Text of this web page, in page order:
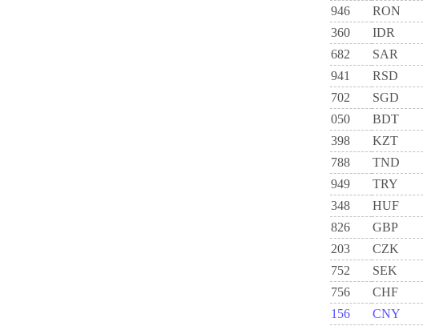
946
RON
360
IDR
682
SAR
941
RSD
702
SGD
050
BDT
398
KZT
788
TND
949
TRY
348
HUF
826
GBP
203
CZK
752
SEK
756
CHF
156
CNY